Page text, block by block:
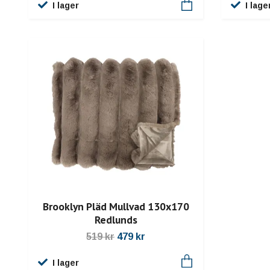
I lager I
Brooklyn Pläd Mullvad 130x170
Redlunds
519 kr 479 kr
I lager